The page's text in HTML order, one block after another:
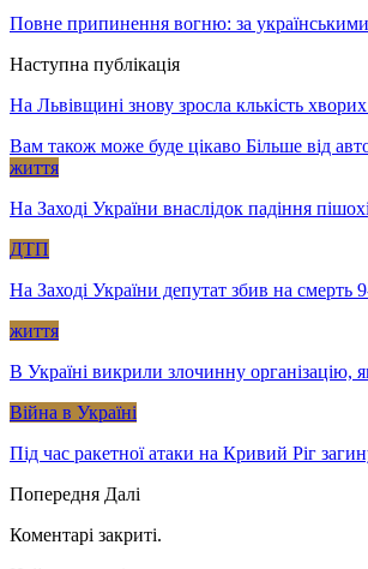
Повне припинення вогню: за
Наступна публікація
На Львівщині знову зросла клькість
Вам також може буде цікаво Більше від
життя
На Заході України внаслідок падіння
ДТП
На Заході України депутат збив на
життя
В Україні викрили злочинну
Війна в Україні
Під час ракетної атаки на Кривий Ріг
Попередня Далі
Коментарі закриті.